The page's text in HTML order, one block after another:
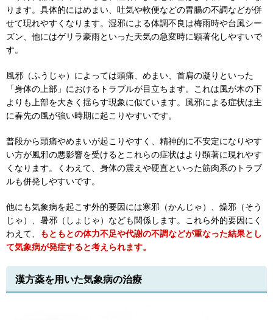
ります。具体的にはめまい、吐気や軟便などの胃腸の不調などが併
せて現れやすくなります。湿邪による体調不良は梅雨時や台風シー
ズン、他にはゲリラ豪雨といった天気の急変時に顕著化しやすいで
す。
風邪（ふうじゃ）によっては頭痛、めまい、首肩の凝りといった
「身体の上部」におけるトラブルが目立ちます。これは風が木の下
よりも上部を大きく揺らす現象に似ています。風邪による症状は主
に春先の風が強い時期に起こりやすいです。
普段から頭痛やめまいが起こりやすく、精神的に不安定になりやす
い方が風邪の悪影響を受けるとこれらの症状はより顕著に現れやす
くなります。くわえて、身体の震えや硬直といった筋肉系のトラブ
ルも併発しやすいです。
他にも気象病を起こす外的要因には寒邪（かんじゃ）、燥邪（そう
じゃ）、暑邪（しょじゃ）なども関係します。これら外的要因にく
わえて、
もともとの体力不足や代謝の不調などが重なった結果とし
て気象病が発症すると考えられます。
漢方薬を用いた気象病の治療